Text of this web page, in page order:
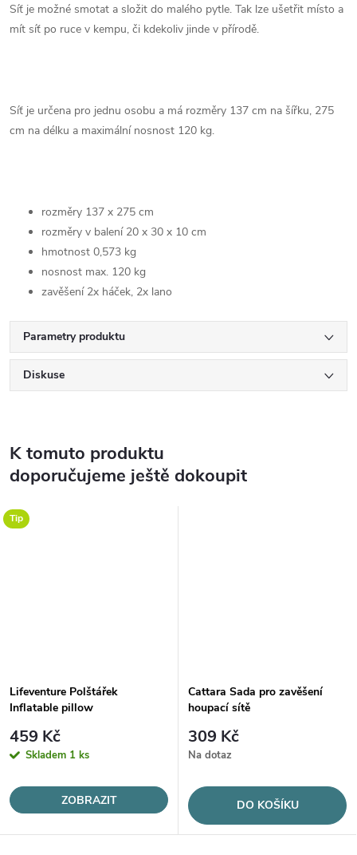
Síť je možné smotat a složit do malého pytle. Tak lze ušetřit místo a
mít síť po ruce v kempu, či kdekoliv jinde v přírodě.
Síť je určena pro jednu osobu a má rozměry 137 cm na šířku, 275
cm na délku a maximální nosnost 120 kg.
rozměry 137 x 275 cm
rozměry v balení 20 x 30 x 10 cm
hmotnost 0,573 kg
nosnost max. 120 kg
zavěšení 2x háček, 2x lano
Parametry produktu
Diskuse
K tomuto produktu
doporučujeme ještě dokoupit
Tip
Lifeventure Polštářek
Inflatable pillow
459 Kč
Skladem 1 ks
ZOBRAZIT
Cattara Sada pro zavěšení
houpací sítě
309 Kč
Na dotaz
DO KOŠÍKU